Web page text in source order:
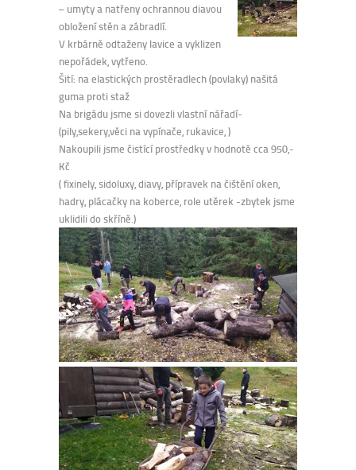
– umyty a natřeny ochrannou diavou
obložení stěn a zábradlí.
V krbárně odtaženy lavice a vyklizen
nepořádek, vytřeno.
Šití: na elastických prostěradlech (povlaky) našitá
guma proti staž
Na brigádu jsme si dovezli vlastní nářadí-
(pily,sekery,věci na vypínače, rukavice, )
Nakoupili jsme čistící prostředky v hodnotě cca 950,-
Kč
( fixinely, sidoluxy, diavy, přípravek na čištění oken,
hadry, plácačky na koberce, role utěrek -zbytek jsme
uklidili do skříně.)